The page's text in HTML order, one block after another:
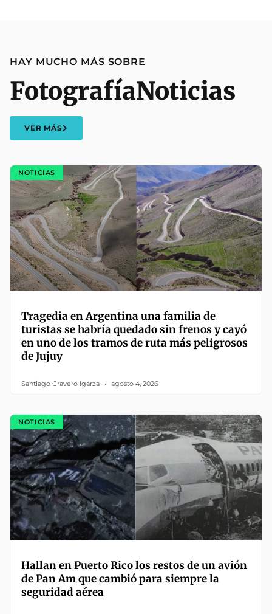
HAY MUCHO MÁS SOBRE
FotografíaNoticias
VER MÁS
NOTICIAS
Tragedia en Argentina una familia de
turistas se habría quedado sin frenos y cayó
en uno de los tramos de ruta más peligrosos
de Jujuy
Santiago Cravero Igarza agosto 4, 2026
NOTICIAS
Hallan en Puerto Rico los restos de un avión
de Pan Am que cambió para siempre la
seguridad aérea